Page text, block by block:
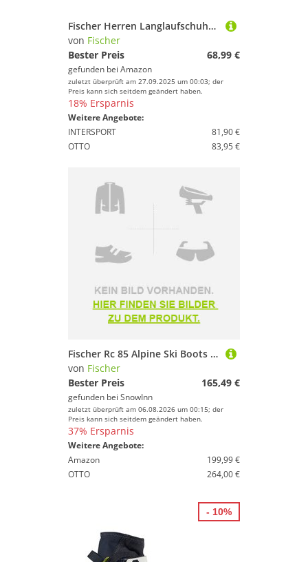
Fischer Herren Langlaufschuhe XC Pro EU42 UK8.5 Skischuhe Skistiefel für NNN-Bindung
von Fischer
Bester Preis
68,99 €
gefunden bei Amazon
zuletzt überprüft am 27.09.2025 um 00:03; der
Preis kann sich seitdem geändert haben.
18% Ersparnis
Weitere Angebote:
INTERSPORT
81,90 €
OTTO
83,95 €
Fischer Rc 85 Alpine Ski Boots Schwarz 26.5
von Fischer
Bester Preis
165,49 €
gefunden bei SnowInn
zuletzt überprüft am 06.08.2026 um 00:15; der
Preis kann sich seitdem geändert haben.
37% Ersparnis
Weitere Angebote:
Amazon
199,99 €
OTTO
264,00 €
- 10%